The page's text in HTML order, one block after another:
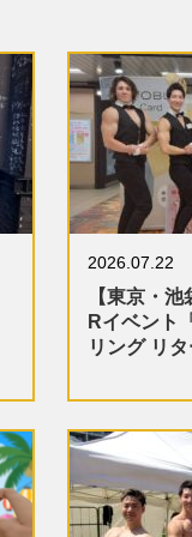
2026.07.22
【東京・
Rイベント
リング リ